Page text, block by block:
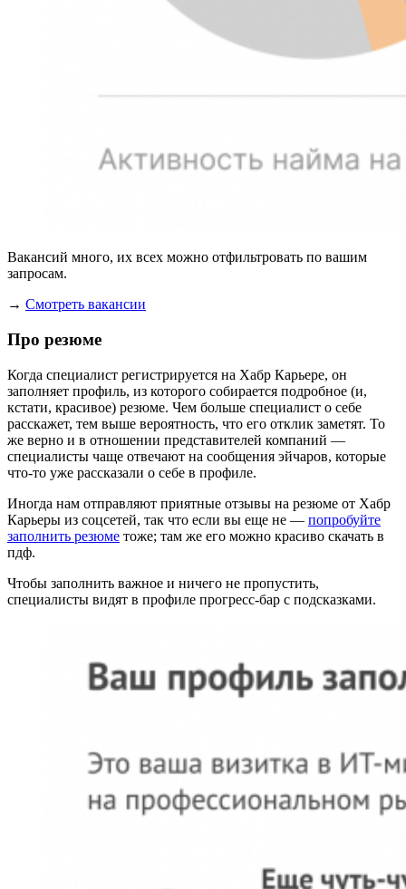
Вакансий много, их всех можно отфильтровать по вашим
запросам.
→ Смотреть вакансии
Про резюме
Когда специалист регистрируется на Хабр Карьере, он
заполняет профиль, из которого собирается подробное (и,
кстати, красивое) резюме. Чем больше специалист о себе
расскажет, тем выше вероятность, что его отклик заметят. То
же верно и в отношении представителей компаний —
специалисты чаще отвечают на сообщения эйчаров, которые
что-то уже рассказали о себе в профиле.
Иногда нам отправляют приятные отзывы на резюме от Хабр
Карьеры из соцсетей, так что если вы еще не — попробуйте
заполнить резюме тоже; там же его можно красиво скачать в
пдф.
Чтобы заполнить важное и ничего не пропустить,
специалисты видят в профиле прогресс-бар с подсказками.